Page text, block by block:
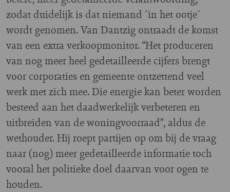
zodat duidelijk is dat niemand ´in het ootje´
wordt genomen. Van Dantzig ontraadt de komst
van een extra verkoopmonitor. “Het produceren
van nog meer heel gedetailleerde cijfers brengt
voor corporaties en gemeente ontzettend veel
werk met zich mee. Die energie kan beter worden
besteed aan het daadwerkelijk verbeteren en
uitbreiden van de woningvoorraad”, aldus de
wethouder. Hij roept partijen op om bij de vraag
naar (nog) meer gedetailleerde informatie toch
vooral het politieke doel daarvan voor ogen te
houden.